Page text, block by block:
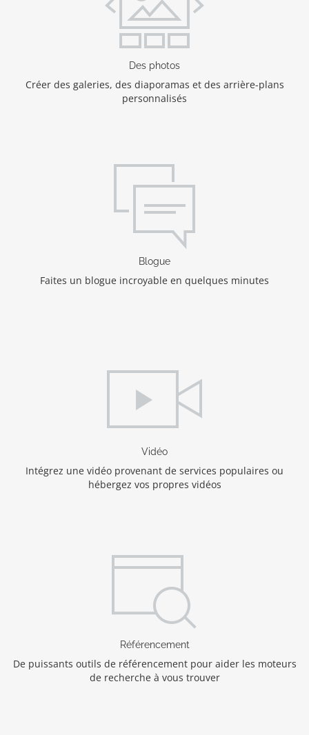
Des photos
Créer des galeries, des diaporamas et des arrière-plans
personnalisés
Blogue
Faites un blogue incroyable en quelques minutes
Vidéo
Intégrez une vidéo provenant de services populaires ou
hébergez vos propres vidéos
Référencement
De puissants outils de référencement pour aider les moteurs
de recherche à vous trouver